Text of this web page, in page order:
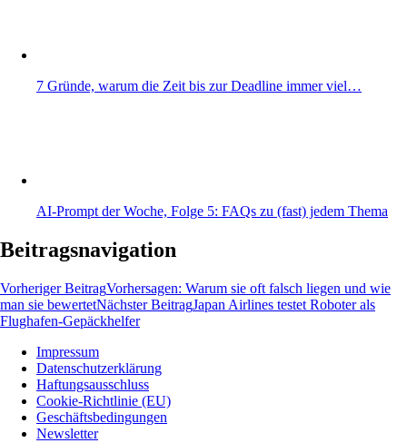
7 Gründe, warum die Zeit bis zur Deadline immer viel…
AI-Prompt der Woche, Folge 5: FAQs zu (fast) jedem Thema
Beitragsnavigation
Vorheriger BeitragVorhersagen: Warum sie oft falsch liegen und wie
man sie bewertetNächster BeitragJapan Airlines testet Roboter als
Flughafen-Gepäckhelfer
Wissen und News zu KI, Social Media und
Co.
Impressum
Datenschutzerklärung
Haftungsausschluss
Cookie-Richtlinie (EU)
Geschäftsbedingungen
Newsletter